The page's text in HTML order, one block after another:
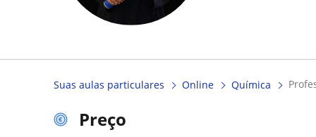
Suas aulas particulares Online Química
Preço